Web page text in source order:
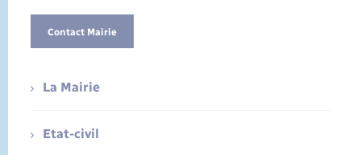
Contact Mairie
La Mairie
Etat-civil